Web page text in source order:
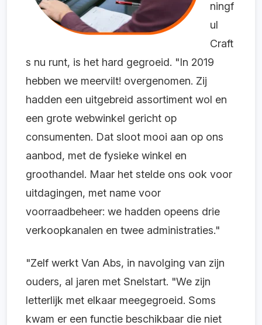
ningf
ul
Craft
s nu runt, is het hard gegroeid. "In 2019
hebben we meervilt! overgenomen. Zij
hadden een uitgebreid assortiment wol en
een grote webwinkel gericht op
consumenten. Dat sloot mooi aan op ons
aanbod, met de fysieke winkel en
groothandel. Maar het stelde ons ook voor
uitdagingen, met name voor
voorraadbeheer: we hadden opeens drie
verkoopkanalen en twee administraties."
"Zelf werkt Van Abs, in navolging van zijn
ouders, al jaren met Snelstart. "We zijn
letterlijk met elkaar meegegroeid. Soms
kwam er een functie beschikbaar die niet